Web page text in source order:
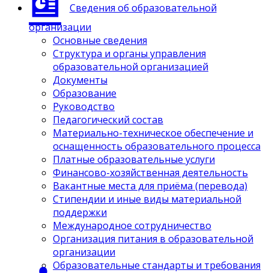
Сведения об образовательной
организации
Основные сведения
Структура и органы управления
образовательной организацией
Документы
Образование
Руководство
Педагогический состав
Материально-техническое обеспечение и
оснащенность образовательного процесса
Платные образовательные услуги
Финансово-хозяйственная деятельность
Вакантные места для приёма (перевода)
Стипендии и иные виды материальной
поддержки
Международное сотрудничество
Организация питания в образовательной
организации
Образовательные стандарты и требования